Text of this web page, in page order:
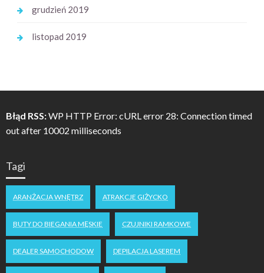
grudzień 2019
listopad 2019
Błąd RSS:WP HTTP Error: cURL error 28: Connection timed
out after 10002 milliseconds
Tagi
ARANŻACJA WNĘTRZ ATRAKCJE GIŻYCKO
BUTY DO BIEGANIA MĘSKIE CZUJNIKI RAMKOWE
DEALER SAMOCHODOW DEPILACJA LASEREM